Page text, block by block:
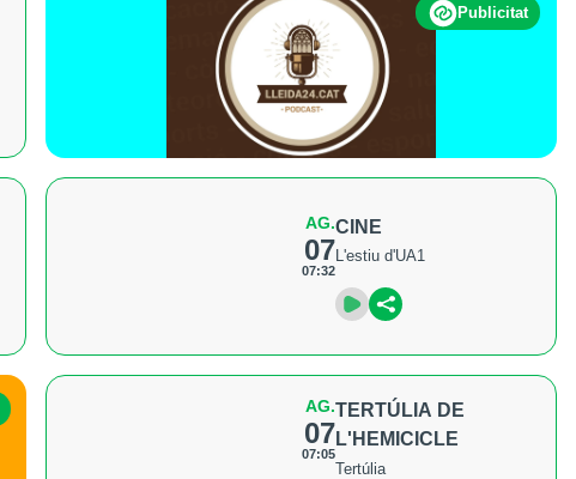
Publicitat
AG.
07
07:32
CINE
L'estiu d'UA1
AG.
07
07:05
TERTÚLIA DE
L'HEMICICLE
Tertúlia